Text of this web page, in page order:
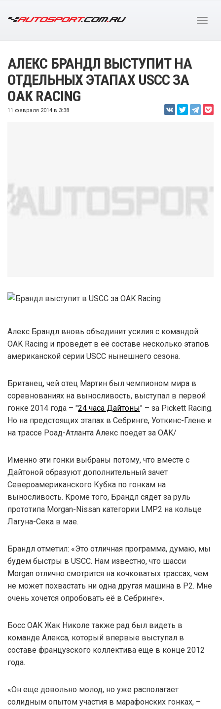
АЛЕКС БРАНДЛ ВЫСТУПИТ НА
ОТДЕЛЬНЫХ ЭТАПАХ USCC ЗА
OAK RACING
11 февраля 2014 в 3:38
Алекс Брандл вновь объединит усилия с командой
OAK Racing и проведёт в её составе несколько этапов
американской серии USCC нынешнего сезона.
Британец, чей отец Мартин был чемпионом мира в
соревнованиях на выносливость, выступал в первой
гонке 2014 года – "24 часа Дайтоны" – за Pickett Racing.
Но на предстоящих этапах в Себринге, Уоткинс-Глене и
на трассе Роад-Атланта Алекс поедет за OAK/
Именно эти гонки выбраны потому, что вместе с
Дайтоной образуют дополнительный зачет
Североамериканского Кубка по гонкам на
выносливость. Кроме того, Брандл сядет за руль
прототипа Morgan-Nissan категории LMP2 на кольце
Лагуна-Сека в мае.
Брандл отметил: «Это отличная программа, думаю, мы
будем быстры в USCC. Нам известно, что шасси
Morgan отлично смотрится на кочковатых трассах, чем
не может похвастать ни одна другая машина в P2. Мне
очень хочется опробовать её в Себринге».
Босс OAK Жак Николе также рад был видеть в
команде Алекса, который впервые выступал в
составе французского коллектива еще в конце 2012
года.
«Он еще довольно молод, но уже располагает
солидным опытом участия в марафонских гонках, –